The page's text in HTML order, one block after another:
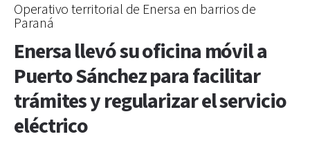
Operativo territorial de Enersa en barrios de
Paraná
Enersa llevó su oficina móvil a
Puerto Sánchez para facilitar
trámites y regularizar el servicio
eléctrico